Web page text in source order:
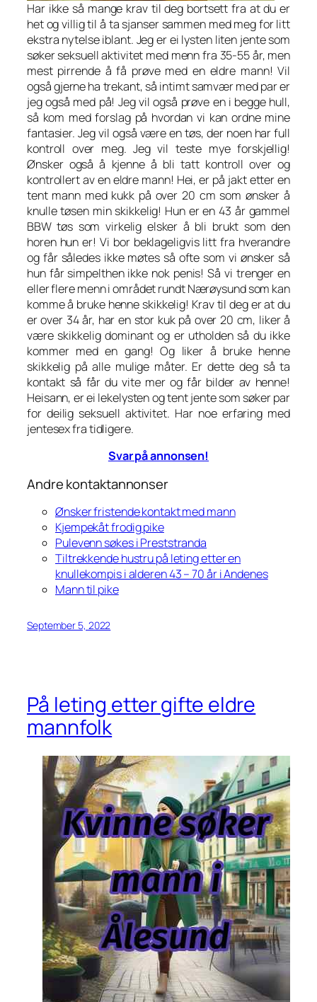
Har ikke så mange krav til deg bortsett fra at du er
het og villig til å ta sjanser sammen med meg for litt
ekstra nytelse iblant. Jeg er ei lysten liten jente som
søker seksuell aktivitet med menn fra 35-55 år, men
mest pirrende å få prøve med en eldre mann! Vil
også gjerne ha trekant, så intimt samvær med par er
jeg også med på! Jeg vil også prøve en i begge hull,
så kom med forslag på hvordan vi kan ordne mine
fantasier. Jeg vil også være en tøs, der noen har full
kontroll over meg. Jeg vil teste mye forskjellig!
Ønsker også å kjenne å bli tatt kontroll over og
kontrollert av en eldre mann! Hei, er på jakt etter en
tent mann med kukk på over 20 cm som ønsker å
knulle tøsen min skikkelig! Hun er en 43 år gammel
BBW tøs som virkelig elsker å bli brukt som den
horen hun er! Vi bor beklageligvis litt fra hverandre
og får således ikke møtes så ofte som vi ønsker så
hun får simpelthen ikke nok penis! Så vi trenger en
eller flere menn i området rundt Nærøysund som kan
komme å bruke henne skikkelig! Krav til deg er at du
er over 34 år, har en stor kuk på over 20 cm, liker å
være skikkelig dominant og er utholden så du ikke
kommer med en gang! Og liker å bruke henne
skikkelig på alle mulige måter. Er dette deg så ta
kontakt så får du vite mer og får bilder av henne!
Heisann, er ei lekelysten og tent jente som søker par
for deilig seksuell aktivitet. Har noe erfaring med
jentesex fra tidligere.
Svar på annonsen!
Andre kontaktannonser
Ønsker fristende kontakt med mann
Kjempekåt frodig pike
Pulevenn søkes i Preststranda
Tiltrekkende hustru på leting etter en
knullekompis i alderen 43 – 70 år i Andenes
Mann til pike
September 5, 2022
På leting etter gifte eldre
mannfolk